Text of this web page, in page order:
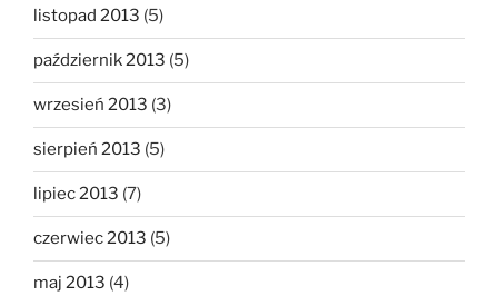
listopad 2013 (5)
październik 2013 (5)
wrzesień 2013 (3)
sierpień 2013 (5)
lipiec 2013 (7)
czerwiec 2013 (5)
maj 2013 (4)